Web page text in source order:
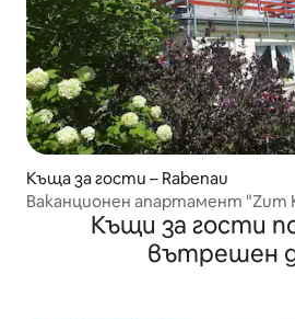
Къща за гости – Rabenau
Ваканционен апартамент "Zum
Къщи за гости
вътрешен